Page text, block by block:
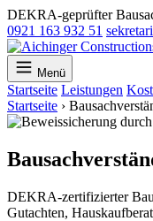
DEKRA-geprüfter
0921 163 932 51
Menü
Startseite Leistungen
Startseite ›
DEKRA-zertifizierter
Gutachten,